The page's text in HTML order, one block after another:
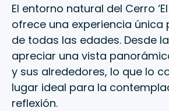
El entorno natural del Cerro
ofrece una experiencia única
de todas las edades. Desde
apreciar una vista
y sus alrededores, lo que lo
lugar ideal para la
reflexión.